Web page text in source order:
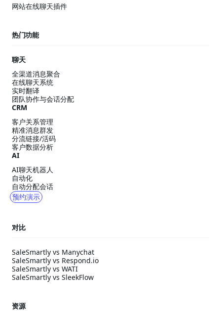
网站在线聊天插件
热门功能
聊天
全渠道消息聚合
在线聊天系统
实时翻译
团队协作与会话分配
CRM
客户关系管理
精准消息群发
分流链接/活码
客户数据分析
AI
AI聊天机器人
自动化
自动分配会话
预约演示
对比
SaleSmartly vs Manychat
SaleSmartly vs Respond.io
SaleSmartly vs WATI
SaleSmartly vs SleekFlow
资源